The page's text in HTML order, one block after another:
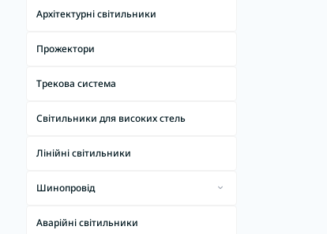
Архітектурні світильники
Прожектори
Трекова система
Світильники для високих стель
Лінійні світильники
Шинопровід
Аварійні світильники